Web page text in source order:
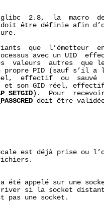
2.8,  la  macro
doit être définie afin
que  l’émetteur
avec un UID
valeurs  autres  que
propre PID (sauf s’il a
effectif  ou  sauvé
et son GID réel,
).  Pour
doit être
est déjà prise ou
été appelé sur une
si la socket
pas une socket.